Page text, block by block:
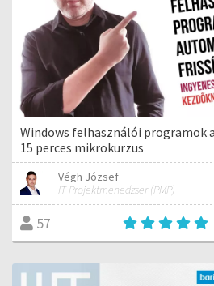
Windows felhasználói programok
15 perces mikrokurzus
Végh József
IT Projektmenedzser (PMP)
57